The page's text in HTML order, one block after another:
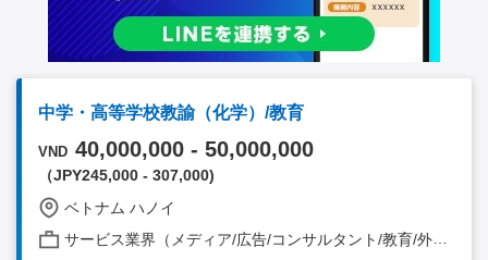
中学・高等学校教諭（化学）/教育
VND 40,000,000 - 50,000,000
（JPY245,000 - 307,000)
ベトナム ハノイ
サービス業界（メディア/広告/コンサルタント/教育/外食/飲食/美容/娯楽/士業 他）